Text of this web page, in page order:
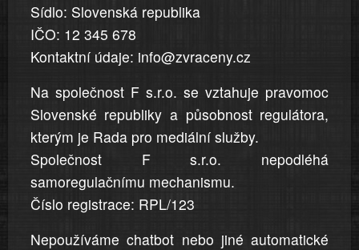
přesná
a
úplná
Sídlo: Slovenská republika
IČO: 12 345 678
Kontaktní údaje: info@zvraceny.cz
Na společnost F s.r.o. se vztahuje pravomoc
Slovenské republiky a působnost regulátora,
kterým je Rada pro mediální služby.
Společnost F s.r.o. nepodléhá
samoregulačnímu mechanismu.
Číslo registrace: RPL/123
Nepoužíváme chatbot nebo jiné automatické